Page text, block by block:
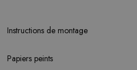
Instructions de montage
Papiers peints